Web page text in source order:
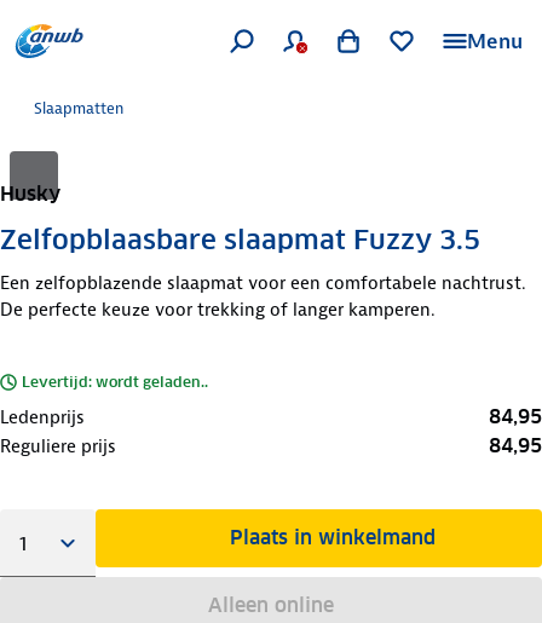
Menu
Slaapmatten
Husky
Zelfopblaasbare slaapmat Fuzzy 3.5
Een zelfopblazende slaapmat voor een comfortabele nachtrust.
De perfecte keuze voor trekking of langer kamperen.
Levertijd: wordt geladen..
Ledenprijs 84,95
Reguliere prijs 84,95
Plaats in winkelmand
Alleen online